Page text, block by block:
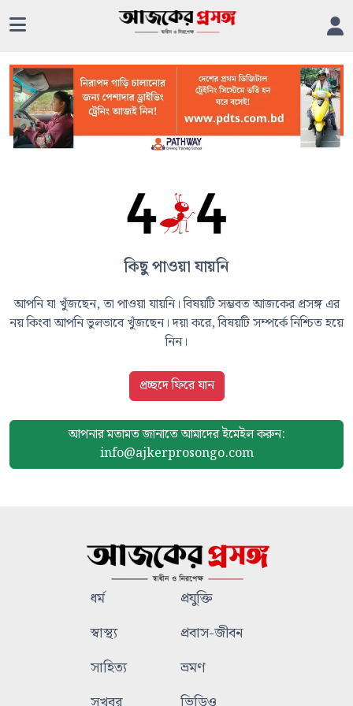
কিছু পাওয়া যায়নি
আপনি যা খুঁজছেন, তা পাওয়া যায়নি। বিষয়টি সম্ভবত আজকের প্রসঙ্গ এর
নয় কিংবা আপনি ভুলভাবে খুঁজছেন। দয়া করে, বিষয়টি সম্পর্কে নিশ্চিত হয়ে
নিন।
প্রচ্ছদে ফিরে যান
আপনার মতামত জানাতে আমাদেরইমেইল করুন:
info@ajkerprosongo.com
ধর্ম
প্রযুক্তি
স্বাস্থ্য
প্রবাস-জীবন
সাহিত্য
ভ্রমণ